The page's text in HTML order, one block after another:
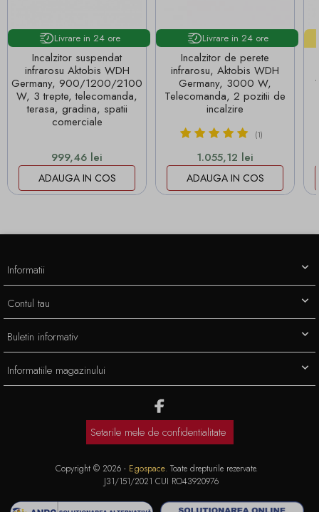
Livrare in 24 ore
Incalzitor suspendat
infrarosu Aktobis WDH
Germany, 900/1200/2100
W, 3 trepte, telecomanda,
terasa, gradina, spatii
comerciale
Pret
999,46 lei
ADAUGA IN COS
Livrare in 24 ore
Incalzitor de perete
infrarosu, Aktobis WDH
Germany, 3000 W,
Telecomanda, 2 pozitii de
incalzire
(1)
Pret
1.055,12 lei
ADAUGA IN COS
Informatiile magazinului
Informatii
Contul tau
Buletin informativ
Setarile mele de confidentialitate
Copyright © 2026 - Egospace. Toate drepturile rezervate.
J31/151/2021 CUI RO43920976